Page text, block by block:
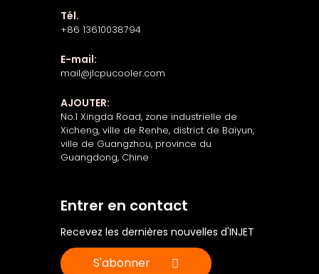
Tél.
+86 13610038794
E-mail:
mail@jlcpucooler.com
AJOUTER:
No.1 Xingda Road, zone industrielle de
Xicheng, ville de Renhe, district de Baiyun,
ville de Guangzhou, province du
Guangdong, Chine
Entrer en contact
Recevez les dernières nouvelles d'INJET
S'abonner